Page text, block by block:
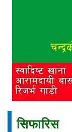
सिफारिस